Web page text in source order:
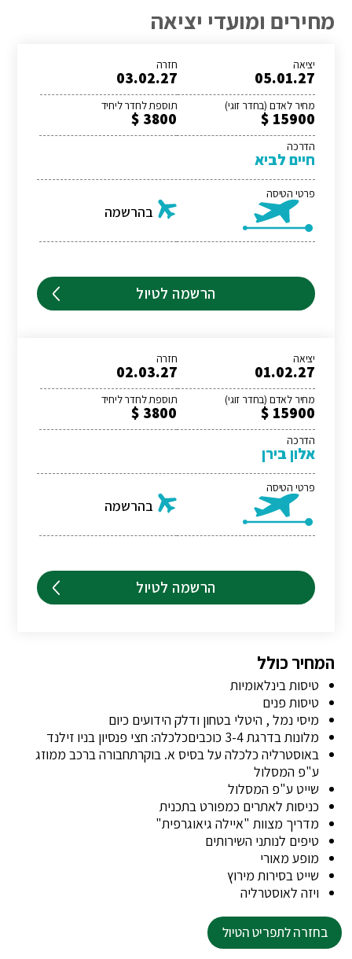
מחירים ומועדי יציאה
יציאה
05.01.27
חזרה
03.02.27
מחיר לאדם (בחדר זוגי)
15900 $
תוספת לחדר ליחיד
3800 $
הדרכה
חיים לביא
פרטי הטיסה
בהרשמה
הרשמה לטיול
יציאה
01.02.27
חזרה
02.03.27
מחיר לאדם (בחדר זוגי)
15900 $
תוספת לחדר ליחיד
3800 $
הדרכה
אלון בירן
פרטי הטיסה
בהרשמה
הרשמה לטיול
המחיר כולל
טיסות בינלאומיות
טיסות פנים
מיסי נמל , היטלי בטחון ודלק הידועים כיום
מלונות בדרגת 3-4 כוכביםכלכלה: חצי פנסיון בניו זילנד
באוסטרליה כלכלה על בסיס א. בוקרתחבורה ברכב ממוזג
ע"פ המסלול
שייט ע"פ המסלול
כניסות לאתרים כמפורט בתכנית
מדריך מצוות "איילה גיאוגרפית"
טיפים לנותני השירותים
מופע מאורי
שייט בסירות מירוץ
ויזה לאוסטרליה
בחזרה לתפריט הטיול